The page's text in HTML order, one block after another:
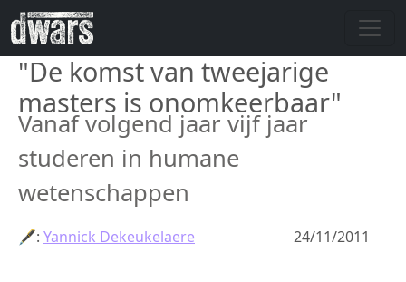
Overslaan en naar de inhoud gaan
"De komst van tweejarige
masters is onomkeerbaar"
Vanaf volgend jaar vijf jaar
studeren in humane
wetenschappen
24/11/2011
🖋: Yannick Dekeukelaere